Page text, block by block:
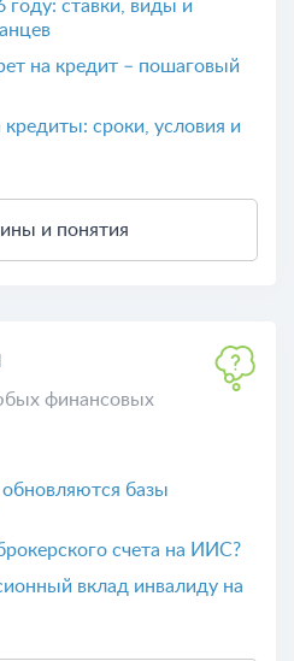
году: ставки, виды и
на кредит – пошаговый
сроки, условия и
и понятия
финансовых
счета на ИИС?
вклад инвалиду на